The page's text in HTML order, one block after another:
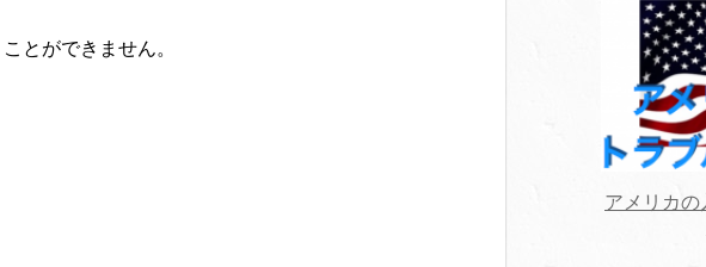
とができません。
アメリカの